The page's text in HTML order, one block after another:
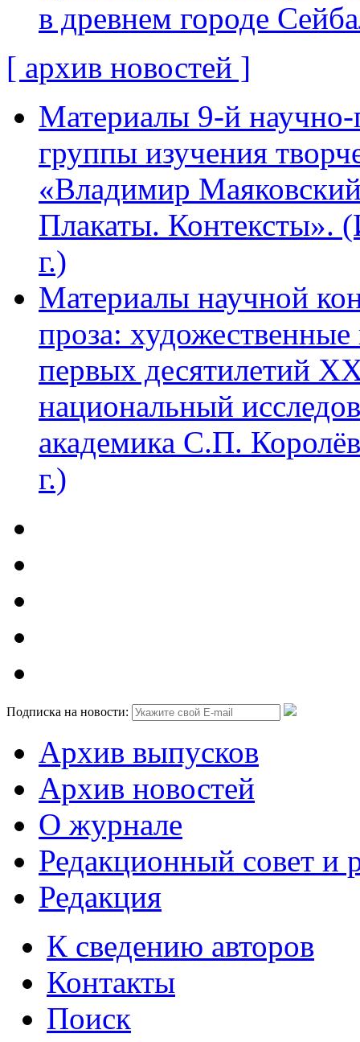
в древнем городе
[ архив новостей ]
Материалы 9-й научно-
группы изучения
«Владимир
Плакаты.
г.)
Материалы научной
проза: художественные
первых десятилетий
национальный
академика С.П.
г.)
Подписка на новости:
Архив выпусков
Архив новостей
О журнале
Редакционный совет и
Редакция
К сведению авторов
Контакты
Поиск